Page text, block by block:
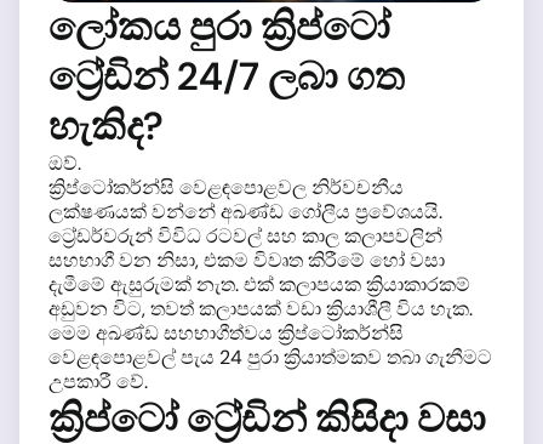
ලෝකය පුරා ක්‍රිප්ටෝ
ට්‍රේඩින් 24/7 ලබා ගත
හැකිද?
ඔව්.
ක්‍රිප්ටෝකර්න්සි වෙළඳපොළවල නිර්වචනීය
ලක්ෂණයක් වන්නේ අඛණ්ඩ ගෝලීය ප්‍රවේශයයි.
ට්‍රේඩර්වරුන් විවිධ රටවල් සහ කාල කලාපවලින්
සහභාගී වන නිසා, එකම විවෘත කිරීමේ හෝ වසා
දැමීමේ ඇසුරුමක් නැත. එක් කලාපයක ක්‍රියාකාරකම්
අඩුවන විට, තවත් කලාපයක් වඩා ක්‍රියාශීලී විය හැක.
මෙම අඛණ්ඩ සහභාගීත්වය ක්‍රිප්ටෝකර්න්සි
වෙළඳපොළවල් පැය 24 පුරා ක්‍රියාත්මකව තබා ගැනීමට
උපකාරී වේ.
ක්‍රිප්ටෝ ට්‍රේඩින් කිසිදා වසා